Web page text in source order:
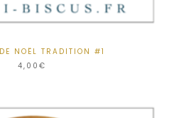
NOËL TRADITION #1
4,00 €